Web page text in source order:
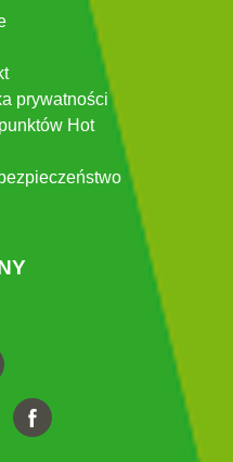
prywatności
Hot